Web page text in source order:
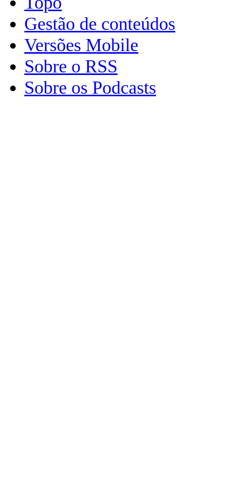
Gestão de conteúdos
Versões Mobile
Sobre o RSS
Sobre os Podcasts